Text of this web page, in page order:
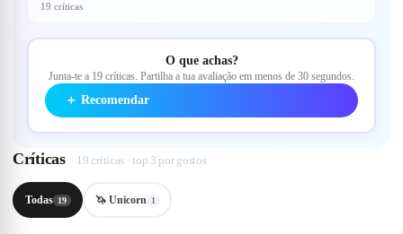
19 críticas
O que achas?
Junta-te a 19 críticas. Partilha a tua avaliação em menos de 30 segundos.
＋ Recomendar
Críticas 19 críticas · top 3 por gostos
Todas 19 🦄 Unicorn 1